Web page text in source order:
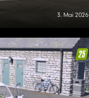
3. Mai 2026